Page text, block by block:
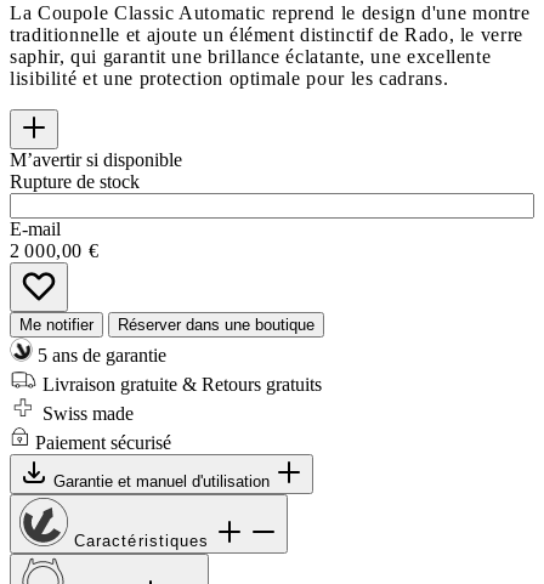
La Coupole Classic Automatic reprend le design d'une montre
traditionnelle et ajoute un élément distinctif de Rado, le verre
saphir, qui garantit une brillance éclatante, une excellente
lisibilité et une protection optimale pour les cadrans.
M’avertir si disponible
Rupture de stock
E-mail
2 000,00 €
Me notifier Réserver dans une boutique
5 ans de garantie
Livraison gratuite & Retours gratuits
Swiss made
Paiement sécurisé
Garantie et manuel d'utilisation
Caractéristiques